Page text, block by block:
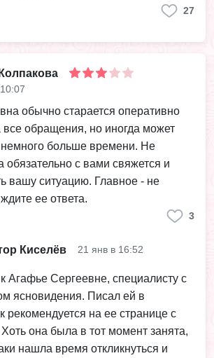
27
обычно старается оперативно
все обращения, но иногда может
немного больше времени. Не
обязательно с вами свяжется и
вашу ситуацию. Главное - не
ее ответа.
3
Киселёв 21 янв в 16:52
Агафье Сергеевне, специалисту с
ясновидения. Писал ей в
рекомендуется на ее странице с
Хоть она была в тот момент занята,
нашла время откликнуться и